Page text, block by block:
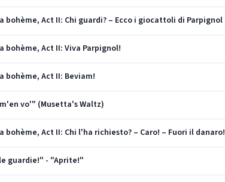
bohème, Act II: Chi guardi? – Ecco i giocattoli di Parpignol
bohème, Act II: Viva Parpignol!
bohème, Act II: Beviam!
vo'" (Musetta's Waltz)
bohème, Act II: Chi l'ha richiesto? – Caro! – Fuori il danaro!
guardie!" - "Aprite!"